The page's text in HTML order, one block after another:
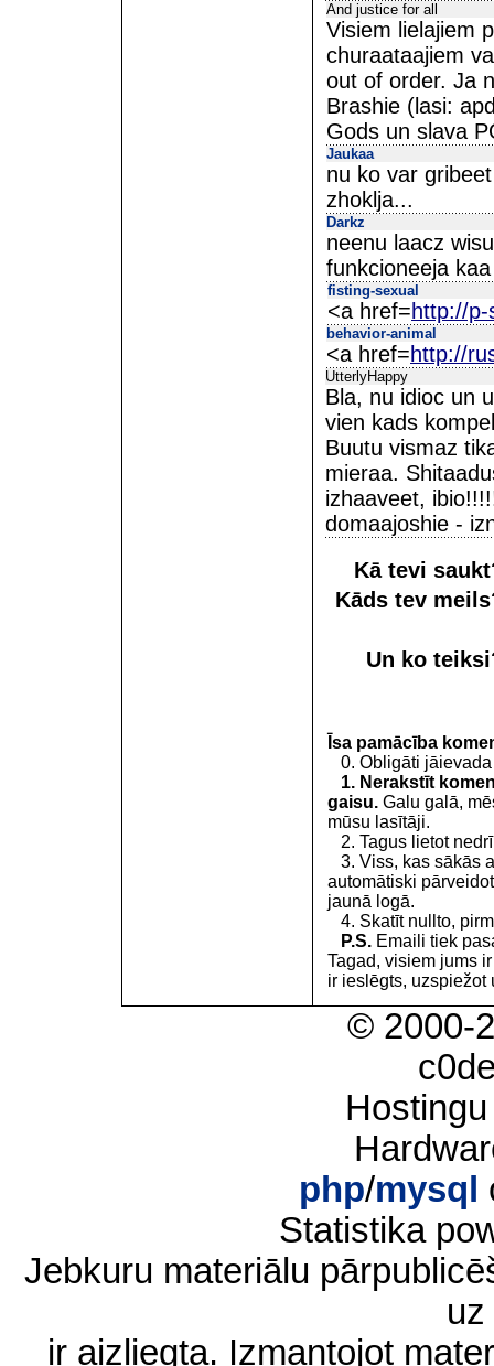
And justice for all
Visiem lielajiem
churaataajiem
out of order. Ja
Brashie (lasi:
Gods un slava
Jaukaa
nu ko var
zhoklja...
Darkz
neenu laacz
funkcioneeja
fisting-sexual
<a href=http://
behavior-animal
<a href=http://
UtterlyHappy
Bla, nu idioc un
vien kads
Buutu vismaz
mieraa.
izhaaveet,
domaajoshie -
Kā tevi
Kāds tev
Un ko
Īsa pamācība
0. Obligāti jāievada
1. Nerakstīt
gaisu. Galu galā,
mūsu lasītāji.
2. Tagus lietot
3. Viss, kas sākās
automātiski
jaunā logā.
4. Skatīt nullto,
P.S. Emaili tiek
Tagad, visiem jums
ir ieslēgts, uzspiežot
© 2000-
php/mysql
Statistika
Jebkuru materiālu
ir aizliegta. Izmantojot